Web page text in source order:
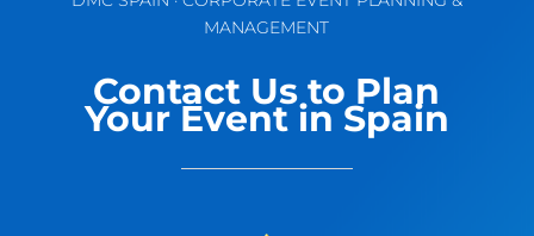
MANAGEMENT
Contact Us to Plan
Your Event in Spain